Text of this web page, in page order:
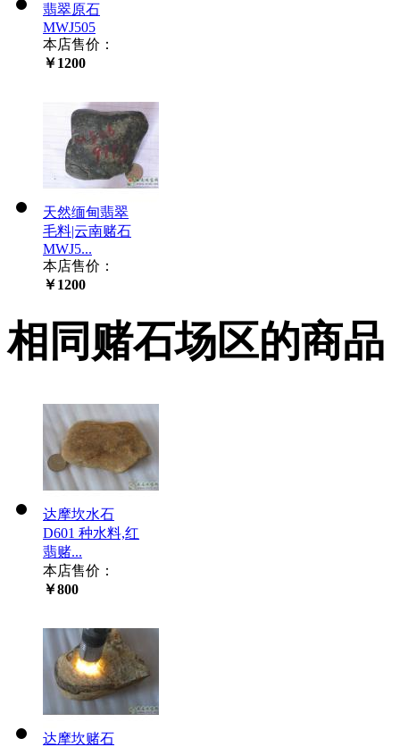
翡翠原石
MWJ505
本店售价：
￥1200
天然缅甸翡翠
毛料|云南赌石
MWJ5...
本店售价：
￥1200
相同赌石场区的商品
达摩坎水石
D601 种水料,红
翡赌...
本店售价：
￥800
达摩坎赌石